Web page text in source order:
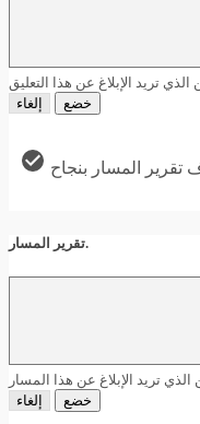
إلغاء
خضع
تقرير المسار.
إلغاء
خضع